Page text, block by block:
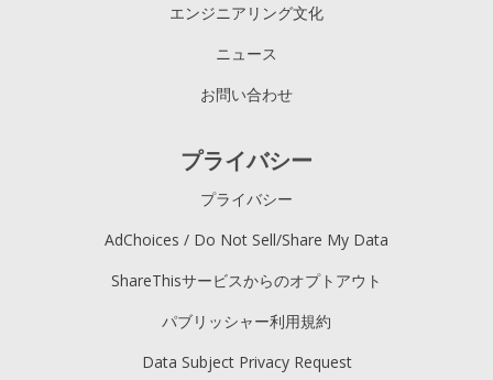
エンジニアリング文化
ニュース
お問い合わせ
プライバシー
プライバシー
AdChoices / Do Not Sell/Share My Data
ShareThisサービスからのオプトアウト
パブリッシャー利用規約
Data Subject Privacy Request